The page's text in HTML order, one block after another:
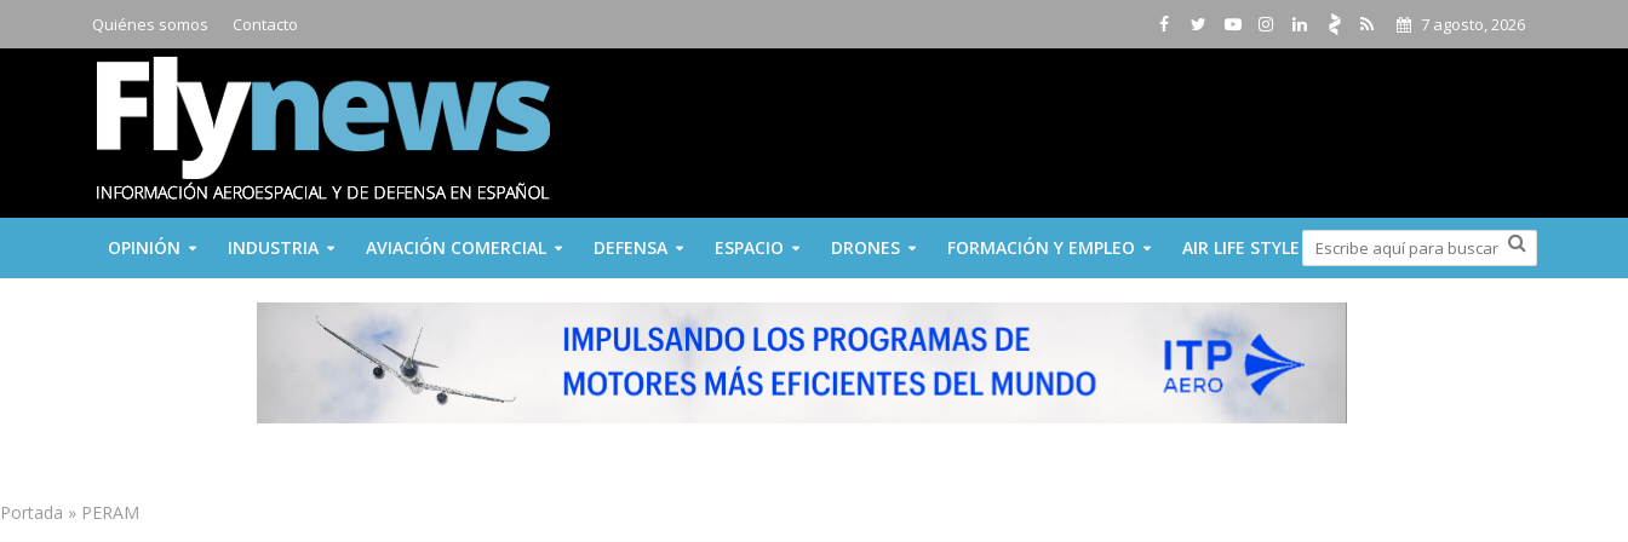
Quiénes somos Contacto 7 agosto, 2026
OPINIÓN INDUSTRIA AVIACIÓN COMERCIAL DEFENSA ESPACIO DRONES FORMACIÓN Y EMPLEO AIR LIFE STYLE
Portada » PERAM